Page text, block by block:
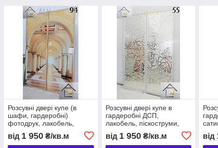
Розсувні двері купе (в
шафи, гардеробні)
фотодрук, лакобель,
від 1 950 ₴/кв.м
Розсувні двері купе в
гардеробні ДСП,
лакобель, піскоструми,
від 1 950₴/кв.м від